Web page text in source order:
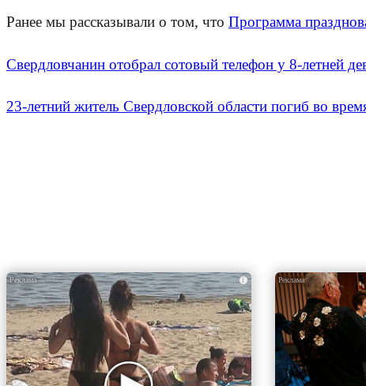
Ранее мы рассказывали о том, что Программа
Свердловчанин отобрал сотовый телефон у 8-летней
23-летний житель Свердловской области погиб во
i